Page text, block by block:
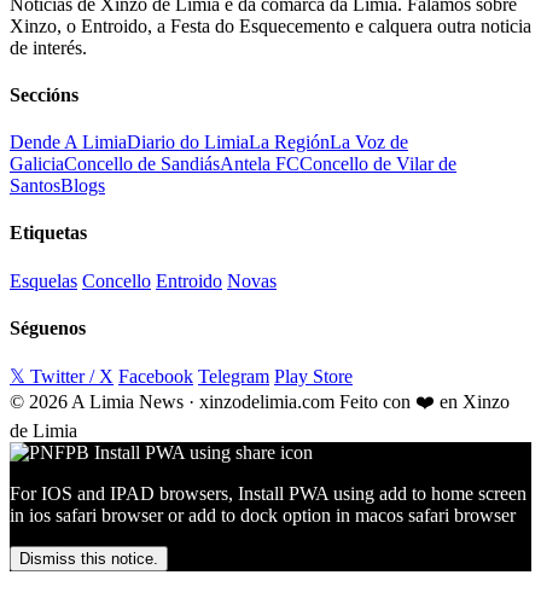
Xinzo, o Entroido, a Festa do Esquecemento e calquera outra noticia
de interés.
Seccións
Dende A LimiaDiario do LimiaLa RegiónLa Voz de
GaliciaConcello de SandiásAntela FCConcello de Vilar de
SantosBlogs
Etiquetas
Esquelas Concello Entroido Novas
Séguenos
𝕏 Twitter / X Facebook Telegram Play Store
© 2026 A Limia News · xinzodelimia.com Feito con ❤️ en Xinzo
de Limia
For IOS and IPAD browsers, Install PWA using add to home screen
in ios safari browser or add to dock option in macos safari browser
Dismiss this notice.